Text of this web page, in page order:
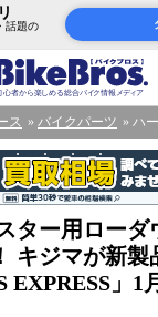
話題の
ス バイクパーツ ハ
ター用ローダ
キジマが新製
EXPRESS」1